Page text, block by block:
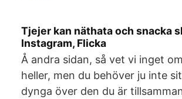
Tjejer kan näthata och snacka
Instagram, Flicka
Å andra sidan, så vet vi inget
heller, men du behöver ju inte
dynga över den du är